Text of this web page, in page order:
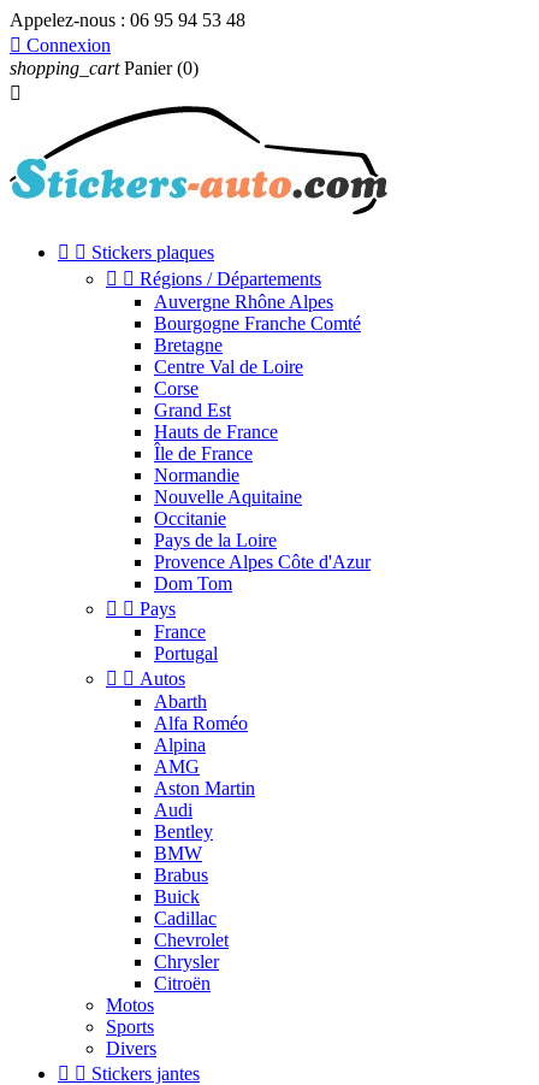
Appelez-nous : 06 95 94 53 48
 Connexion
shopping_cart Panier (0)

  Stickers plaques
  Régions / Départements
Auvergne Rhône Alpes
Bourgogne Franche Comté
Bretagne
Centre Val de Loire
Corse
Grand Est
Hauts de France
Île de France
Normandie
Nouvelle Aquitaine
Occitanie
Pays de la Loire
Provence Alpes Côte d'Azur
Dom Tom
  Pays
France
Portugal
  Autos
Abarth
Alfa Roméo
Alpina
AMG
Aston Martin
Audi
Bentley
BMW
Brabus
Buick
Cadillac
Chevrolet
Chrysler
Citroën
Motos
Sports
Divers
  Stickers jantes